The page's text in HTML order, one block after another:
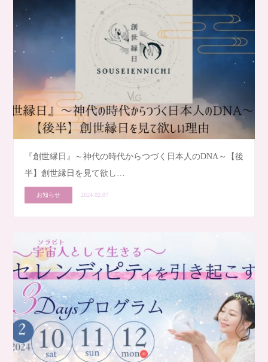
『創世縁日』～神代の時代からつづく日本人のDNA～【後
半】創世縁日を見て欲し…
お知らせ 2024.02.07